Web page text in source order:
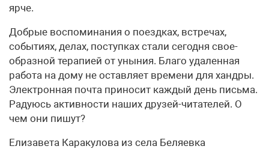
ярче.
Добрые воспоминания о поездках, встречах,
событиях, делах, поступках стали сегодня свое­
образной терапией от уныния. Благо удаленная
работа на дому не оставляет времени для хандры.
Электронная почта приносит каждый день письма.
Радуюсь активности наших друзей-читателей. О
чем они пишут?
Елизавета Каракулова из села Беляевка